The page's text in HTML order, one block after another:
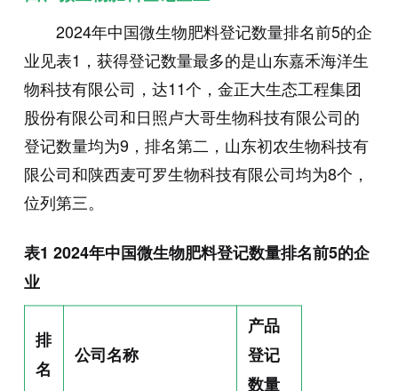
2024年中国微生物肥料登记数量排名前5的企
业见表1，获得登记数量最多的是山东嘉禾海洋生
物科技有限公司，达11个，金正大生态工程集团
股份有限公司和日照卢大哥生物科技有限公司的
登记数量均为9，排名第二，山东初农生物科技有
限公司和陕西麦可罗生物科技有限公司均为8个，
位列第三。
表1 2024年中国微生物肥料登记数量排名前5的企
业
排
名
公司名称
产品
登记
数量